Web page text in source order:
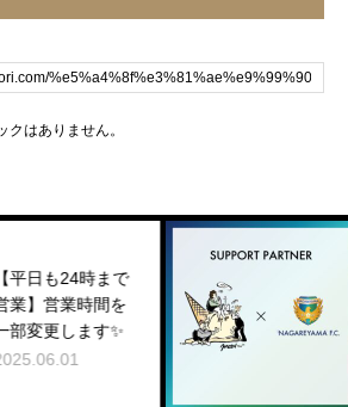
クはありません。
で
を
✨
ートナ